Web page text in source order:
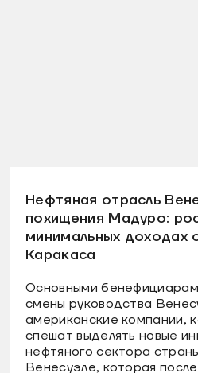
Нефтяная отрасль
похищения Мадуро:
минимальных доходах
Каракаса
Основными
смены руководства
американские компании,
спешат выделять новые
нефтяного сектора
Венесуэле, которая